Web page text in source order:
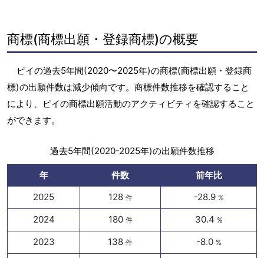
商標(商標出願・登録商標)の概要
ビイの過去5年間(2020〜2025年)の商標(商標出願・登録商
標)の出願件数は減少傾向です。商標件数推移を確認すること
により、ビイの商標出願活動のアクティビティを確認すること
ができます。
過去5年間(2020-2025年)の出願件数推移
年 件数
前年比
2025
128 件 -28.9 %
2024 180 件 30.4 %
2023 138 件 -8.0 %